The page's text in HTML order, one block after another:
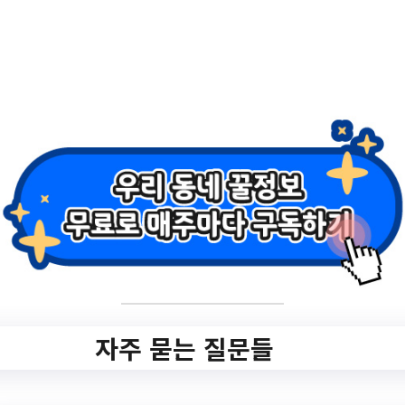
✅ 지원 소식 상세 보기 ▼
https://www.gunpo.go.kr/www/selectBbsNt
tView.do?
key=3890&bbsNo=675&nttNo=281978&s
earchCtgry=&searchCnd=all&searchKrwd=
&pageIndex=1&integrDeptCode=
작성일: 2023-07-03 ~
자주 묻는 질문들